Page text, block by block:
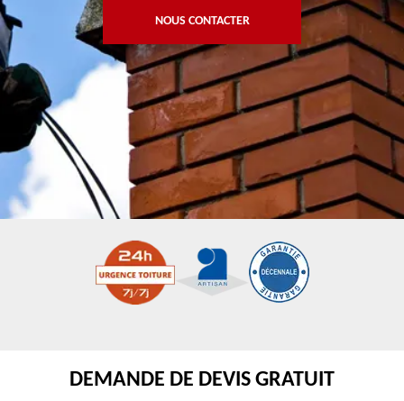
NOUS CONTACTER
DEMANDE DE DEVIS GRATUIT